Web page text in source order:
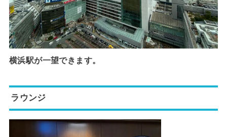
横浜駅が一望できます。
ラウンジ